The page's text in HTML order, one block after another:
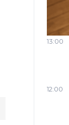
13:00
12:00